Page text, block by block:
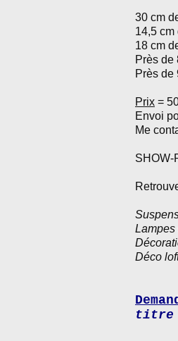
30 cm
14,5 cm
18 cm
Près de
Près de
Prix =
Envoi
Me
SHOW-
Lampes
Déco
titre